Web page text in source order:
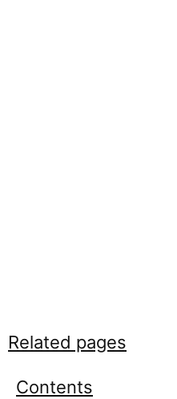
Related pages
Contents